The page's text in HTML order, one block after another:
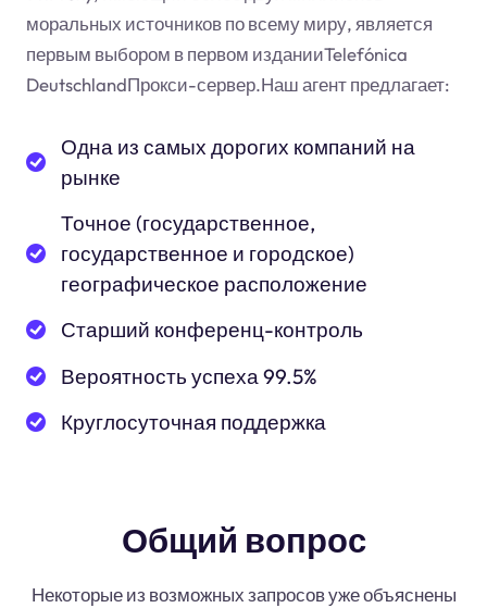
моральных источников по всему миру, является
первым выбором в первом изданииTelefónica
DeutschlandПрокси-сервер.Наш агент предлагает:
Одна из самых дорогих компаний на
рынке
Точное (государственное,
государственное и городское)
географическое расположение
Старший конференц-контроль
Вероятность успеха 99.5%
Круглосуточная поддержка
Общий вопрос
Некоторые из возможных запросов уже объяснены